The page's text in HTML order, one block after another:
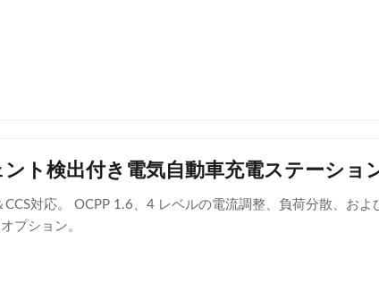
ト検出付き電気自動車充電ステーショ
対応。 OCPP 1.6、4 レベルの電流調整、負荷分散、およ
プション。